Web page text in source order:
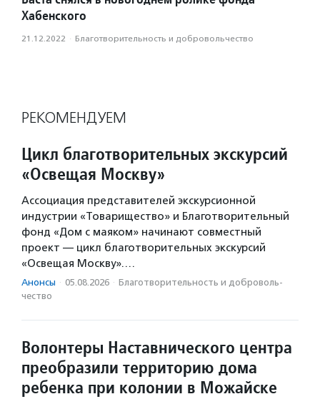
Хабенского
21.12.2022 · Благотвори­тель­ность и доброволь­чест­во
РЕКОМЕНДУЕМ
Цикл благотворительных экскурсий
«Освещая Москву»
Ассоциация представителей экскурсионной
индустрии «Товарищество» и Благотворительный
фонд «Дом с маяком» начинают совместный
проект — цикл благотворительных экскурсий
«Освещая Москву».…
Анонсы · 05.08.2026 · Благотвори­тель­ность и доброволь­
чест­во
Волонтеры Наставнического центра
преобразили территорию дома
ребенка при колонии в Можайске